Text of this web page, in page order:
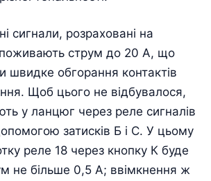
сигнали, розраховані на
струм до 20 А, що
швидке обгорання контактів
Щоб цього не відбувалося,
у ланцюг через реле сигналів
затисків Б і С. У цьому
реле 18 через кнопку К буде
не більше 0,5 А; ввімкнення ж